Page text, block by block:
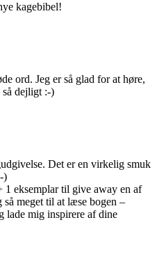
kagebibel!
ord. Jeg er så glad for at høre,
så dejligt :-)
Det er en virkelig smuk
)
1 eksemplar til give away en af
meget til at læse bogen –
lade mig inspirere af dine